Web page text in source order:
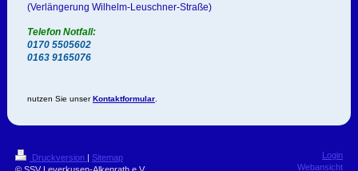
(Verlängerung Wilhelm-Leuschner-Straße)
Telefon Notfall:
0170 5505602
0163 9165076
nutzen Sie unser Kontaktformular.
Druckversion | Sitemap
Login
Webansicht